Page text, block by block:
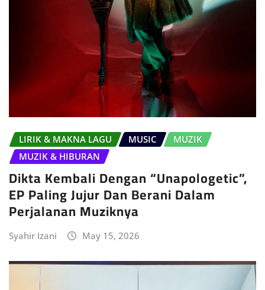
LIRIK & MAKNA LAGU MUSIC
MUZIK
MUZIK & HIBURAN
Dikta Kembali Dengan “Unapologetic”,
EP Paling Jujur Dan Berani Dalam
Perjalanan Muziknya
Syahir Izani May 15, 2026